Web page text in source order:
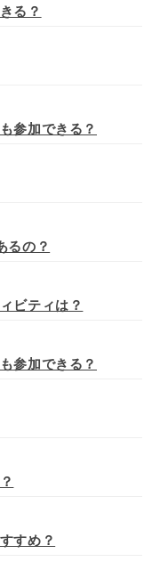
る？
参加できる？
るの？
ビティは？
参加できる？
すめ？